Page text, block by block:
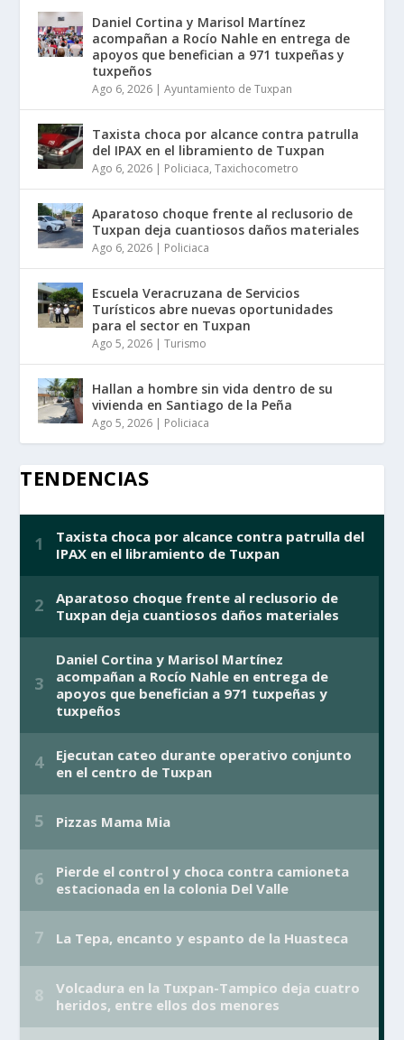
Daniel Cortina y Marisol Martínez
acompañan a Rocío Nahle en entrega de
apoyos que benefician a 971 tuxpeñas y
tuxpeños
Ago 6, 2026 |Ayuntamiento de Tuxpan
Taxista choca por alcance contra patrulla
del IPAX en el libramiento de Tuxpan
Ago 6, 2026 | Policiaca,Taxichocometro
Aparatoso choque frente al reclusorio de
Tuxpan deja cuantiosos daños materiales
Ago 6, 2026 | Policiaca
Escuela Veracruzana de Servicios
Turísticos abre nuevas oportunidades
para el sector en Tuxpan
Ago 5, 2026 |Turismo
Hallan a hombre sin vida dentro de su
vivienda en Santiago de la Peña
Ago 5, 2026 | Policiaca
TENDENCIAS